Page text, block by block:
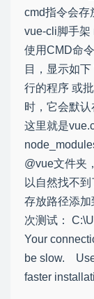
cmd指令会存
vue-cli脚手架
使用CMD命
目，显示如下
行的程序 或
时，它会默
这里就是
@vue文件夹
以自然找不
存放路径添
次测试：
Your
be slow. Use
faster